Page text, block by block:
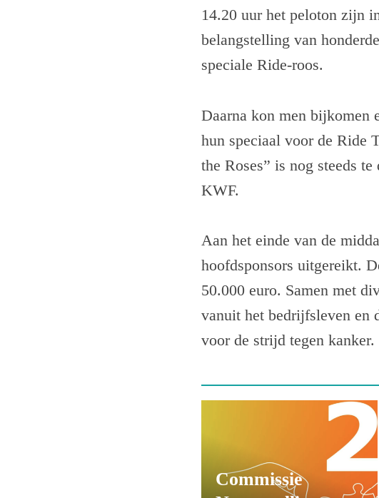
14.20 uur het peloton zijn
belangstelling van
speciale Ride-roos.
Daarna kon men bijkomen
hun speciaal voor de Ride
the Roses” is nog steeds
KWF.
Aan het einde van de
hoofdsponsors uitgereikt.
50.000 euro. Samen met
vanuit het bedrijfsleven en
voor de strijd tegen kanker.
Commissie